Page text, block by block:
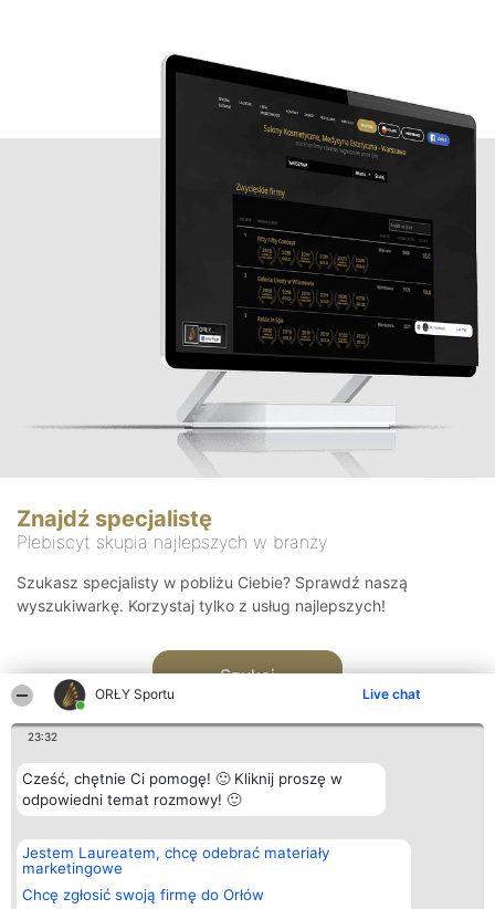
ORŁY Sportu Live chat
23:32
Cześć, chętnie Ci pomogę! 🙂 Kliknij proszę w
odpowiedni temat rozmowy! 🙂
Jestem Laureatem, chcę odebrać materiały
marketingowe
Chcę zgłosić swoją firmę do Orłów
Znajdź specjalistę
Plebiscyt skupia najlepszych w branży
Szukasz specjalisty w pobliżu Ciebie? Sprawdź naszą
wyszukiwarkę. Korzystaj tylko z usług najlepszych!
Szukaj
Organizator plebiscytu
Bright Side Solutions sp. z o.
o. sp. k.
ul. Ruska 22
Wrocław 50-079
Plebiscyt
Laureaci
wszystkich
Laureatów
Kontakt
Kontakt